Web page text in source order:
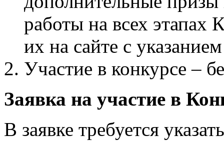
работы на всех этапах
их на сайте с
Участие в конкурсе –
Заявка на участие в
В заявке требуется